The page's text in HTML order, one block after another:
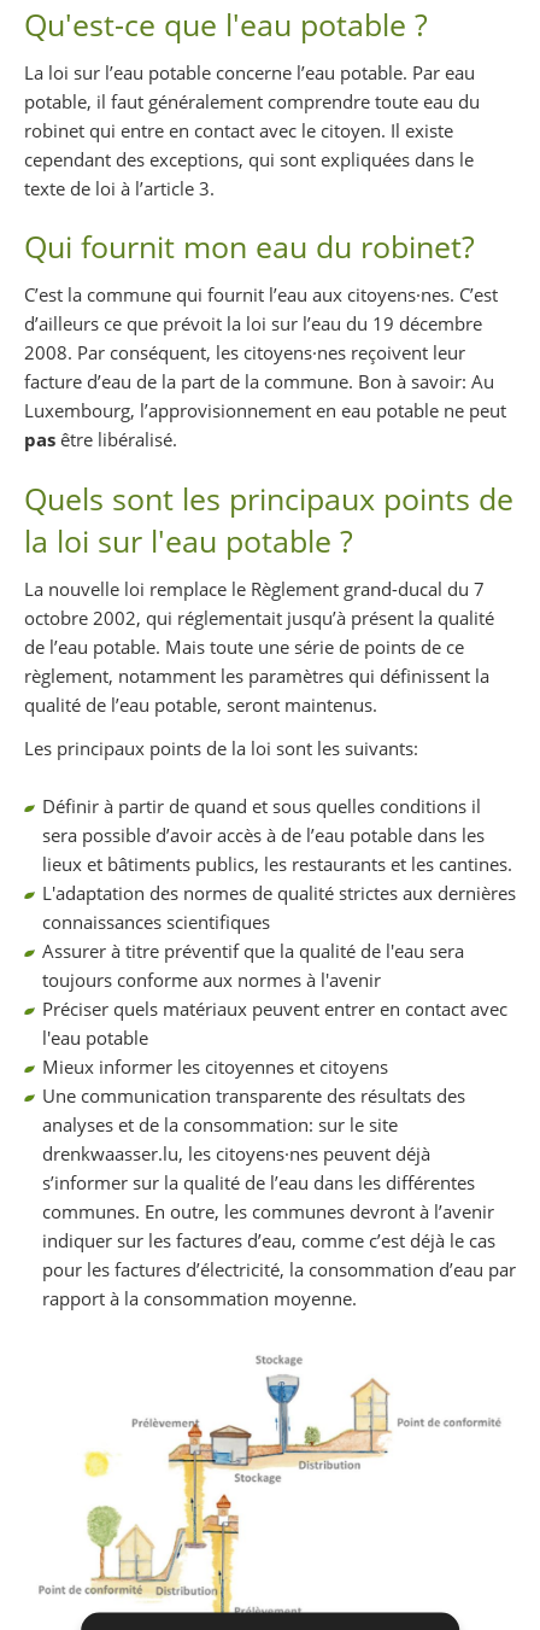
Qu'est-ce que l'eau potable ?
La loi sur l’eau potable concerne l’eau potable. Par eau
potable, il faut généralement comprendre toute eau du
robinet qui entre en contact avec le citoyen. Il existe
cependant des exceptions, qui sont expliquées dans le
texte de loi à l’article 3.
Qui fournit mon eau du robinet?
C’est la commune qui fournit l’eau aux citoyens·nes. C’est
d’ailleurs ce que prévoit la loi sur l’eau du 19 décembre
2008. Par conséquent, les citoyens·nes reçoivent leur
facture d’eau de la part de la commune. Bon à savoir: Au
Luxembourg, l’approvisionnement en eau potable ne peut
pas être libéralisé.
Quels sont les principaux points de
la loi sur l'eau potable ?
La nouvelle loi remplace le Règlement grand-ducal du 7
octobre 2002, qui réglementait jusqu’à présent la qualité
de l’eau potable. Mais toute une série de points de ce
règlement, notamment les paramètres qui définissent la
qualité de l’eau potable, seront maintenus.
Les principaux points de la loi sont les suivants:
Définir à partir de quand et sous quelles conditions il
sera possible d’avoir accès à de l’eau potable dans les
lieux et bâtiments publics, les restaurants et les cantines.
L'adaptation des normes de qualité strictes aux dernières
connaissances scientifiques
Assurer à titre préventif que la qualité de l'eau sera
toujours conforme aux normes à l'avenir
Préciser quels matériaux peuvent entrer en contact avec
l'eau potable
Mieux informer les citoyennes et citoyens
Une communication transparente des résultats des
analyses et de la consommation: sur le site
drenkwaasser.lu, les citoyens·nes peuvent déjà
s’informer sur la qualité de l’eau dans les différentes
communes. En outre, les communes devront à l’avenir
indiquer sur les factures d’eau, comme c’est déjà le cas
pour les factures d’électricité, la consommation d’eau par
rapport à la consommation moyenne.